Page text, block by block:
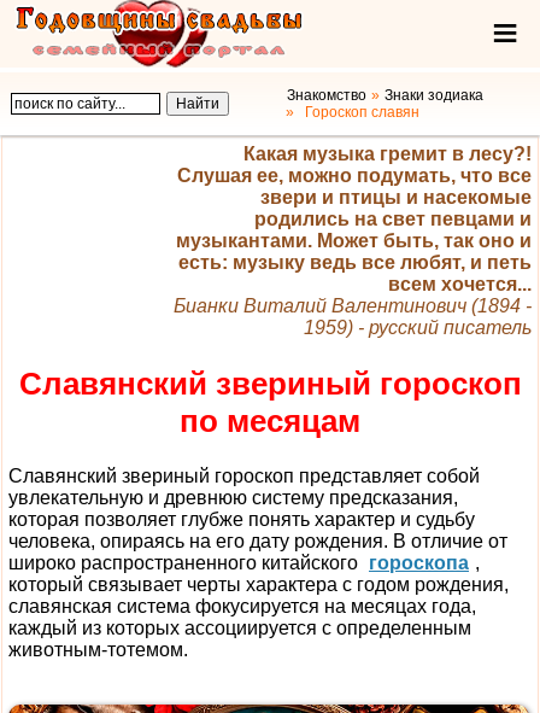
Знакомство
Знаки зодиака
Гороскоп славян
Какая музыка гремит в лесу?!
Слушая ее, можно подумать, что все
звери и птицы и насекомые
родились на свет певцами и
музыкантами. Может быть, так оно и
есть: музыку ведь все любят, и петь
всем хочется...
Бианки Виталий Валентинович (1894 -
1959) - русский писатель
Славянский звериный гороскоп
по месяцам
Славянский звериный гороскоп представляет собой
увлекательную и древнюю систему предсказания,
которая позволяет глубже понять характер и судьбу
человека, опираясь на его дату рождения. В отличие от
широко распространенного китайского гороскопа ,
который связывает черты характера с годом рождения,
славянская система фокусируется на месяцах года,
каждый из которых ассоциируется с определенным
животным-тотемом.